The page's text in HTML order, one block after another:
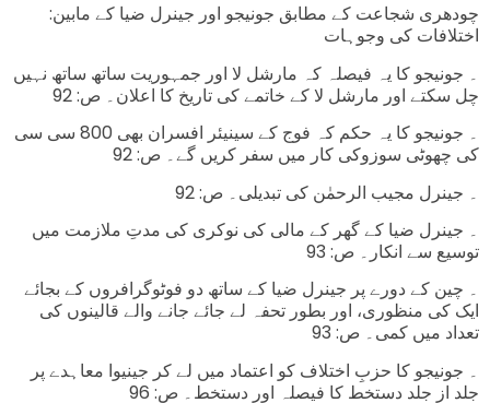
:چودھری شجاعت کے مطابق جونیجو اور جینرل ضیا کے مابین
اختلافات کی وجوہات
۔ جونیجو کا یہ فیصلہ کہ مارشل لا اور جمہوریت ساتھ ساتھ نہیں
چل سکتے اور مارشل لا کے خاتمے کی تاریخ کا اعلان۔ ص: 92
۔ جونیجو کا یہ حکم کہ فوج کے سینیئر افسران بھی 800 سی سی
کی چھوٹی سوزوکی کار میں سفر کریں گے۔ ص: 92
۔ جینرل مجیب الرحمٰن کی تبدیلی۔ ص: 92
۔ جینرل ضیا کے گھر کے مالی کی نوکری کی مدتِ ملازمت میں
توسیع سے انکار۔ ص: 93
۔ چین کے دورے پر جینرل ضیا کے ساتھ دو فوٹوگرافروں کے بجائے
ایک کی منظوری، اور بطور تحفہ لے جائے جانے والے قالینوں کی
تعداد میں کمی۔ ص: 93
۔ جونیجو کا حزبِ اختلاف کو اعتماد میں لے کر جینیوا معاہدے پر
جلد از جلد دستخط کا فیصلہ اور دستخط۔ ص: 96